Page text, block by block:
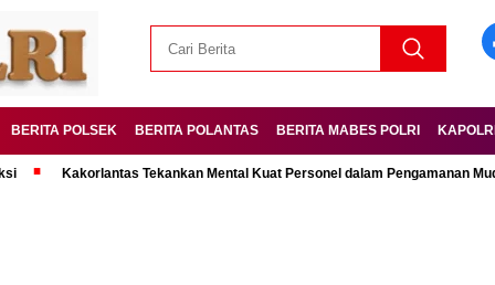
BERITA POLSEK BERITA POLANTAS BERITA MABES POLRI
Kakorlantas Tekankan Mental Kuat Personel dalam Pengamanan Mudik